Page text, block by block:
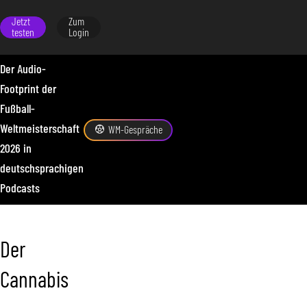
Jetzt
testen
Zum
Login
Der Audio-
Footprint der
Fußball-
Weltmeisterschaft
2026 in
deutschsprachigen
Podcasts
WM-Gespräche
Der
Cannabis